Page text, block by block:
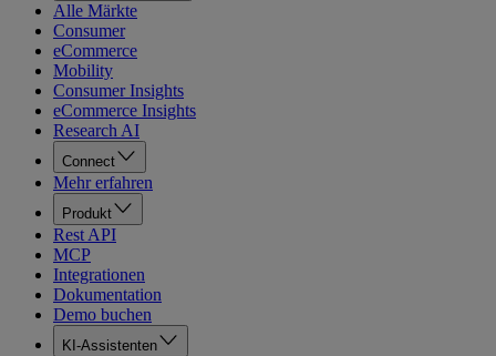
Alle Märkte
Consumer
eCommerce
Mobility
Consumer Insights
eCommerce Insights
Research AI
Connect
Mehr erfahren
Produkt
Rest API
MCP
Integrationen
Dokumentation
Demo buchen
KI-Assistenten